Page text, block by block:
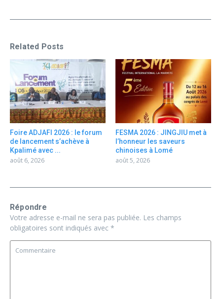
Related Posts
Foire ADJAFI 2026 : le forum
de lancement s’achève à
Kpalimé avec ...
août 6, 2026
FESMA 2026 : JINGJIU met à
l’honneur les saveurs
chinoises à Lomé
août 5, 2026
Répondre
Votre adresse e-mail ne sera pas publiée. Les champs
obligatoires sont indiqués avec *